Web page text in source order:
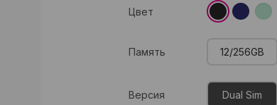
Цвет
Память 12/256GB
Версия Dual Sim